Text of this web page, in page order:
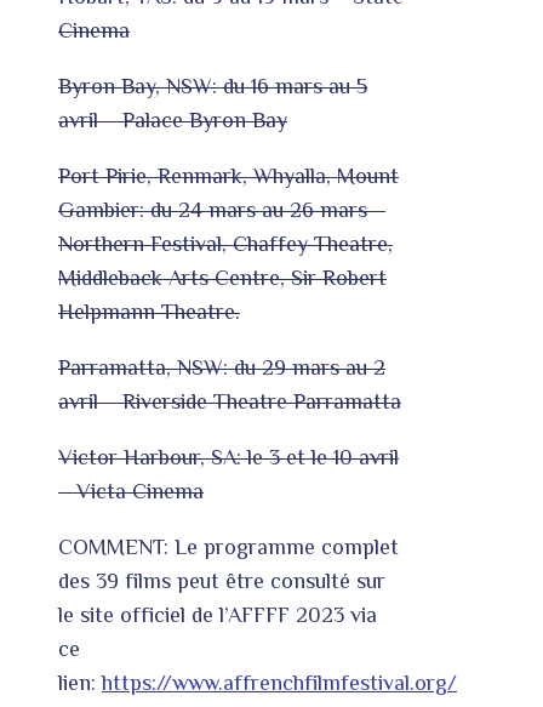
Cinema
Byron Bay, NSW: du 16 mars au 5
avril – Palace Byron Bay
Port Pirie, Renmark, Whyalla, Mount
Gambier: du 24 mars au 26 mars –
Northern Festival, Chaffey Theatre,
Middleback Arts Centre, Sir Robert
Helpmann Theatre.
Parramatta, NSW: du 29 mars au 2
avril – Riverside Theatre Parramatta
Victor Harbour, SA: le 3 et le 10 avril
– Victa Cinema
COMMENT: Le programme complet
des 39 films peut être consulté sur
le site officiel de l’AFFFF 2023 via
ce
lien:https://www.affrenchfilmfestival.org/